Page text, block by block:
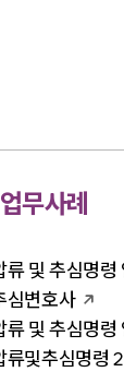
무사례
류 및 추심명령
심변호사
류 및 추심명령
류및추심명령